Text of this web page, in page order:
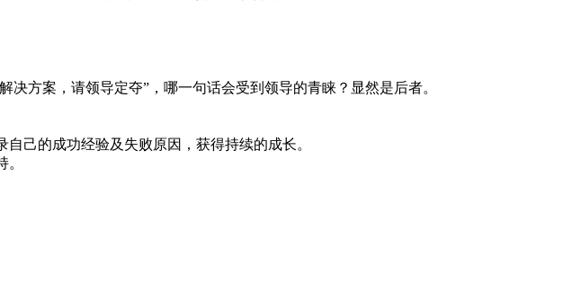
方案，请领导定夺”，哪一句话会受到领导的青睐？显然是后者。
己的成功经验及失败原因，获得持续的成长。